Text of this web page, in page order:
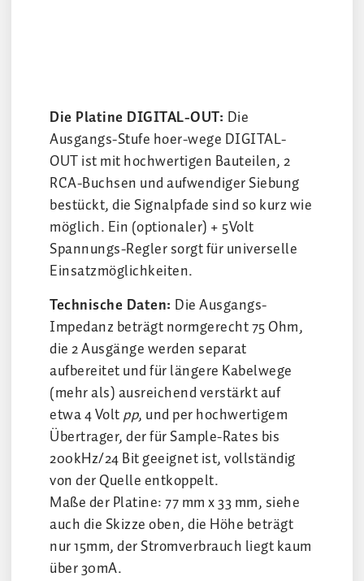
Die Platine DIGITAL-OUT: Die
Ausgangs-Stufe hoer-wege DIGITAL-
OUT ist mit hochwertigen Bauteilen, 2
RCA-Buchsen und aufwendiger Siebung
bestückt, die Signalpfade sind so kurz wie
möglich. Ein (optionaler) + 5Volt
Spannungs-Regler sorgt für universelle
Einsatzmöglichkeiten.
Technische Daten: Die Ausgangs-
Impedanz beträgt normgerecht 75 Ohm,
die 2 Ausgänge werden separat
aufbereitet und für längere Kabelwege
(mehr als) ausreichend verstärkt auf
etwa 4 Voltpp, und per hochwertigem
Übertrager, der für Sample-Rates bis
200kHz/24 Bit geeignet ist, vollständig
von der Quelle entkoppelt.
Maße der Platine: 77 mm x 33 mm, siehe
auch die Skizze oben, die Höhe beträgt
nur 15mm, der Stromverbrauch liegt kaum
über 30mA.